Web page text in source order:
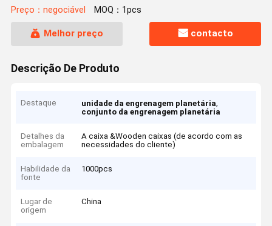
EX150LC-5 EX160LC-5 EX200LC-5 EX200-5 EX210H-5
Preço：negociável MOQ：1pcs
Melhor preço contacto
Descrição De Produto
Destaque unidade da engrenagem planetária,
conjunto da engrenagem planetária
Detalhes da
embalagem
A caixa &Wooden caixas (de acordo com as
necessidades do cliente)
Habilidade da
fonte
1000pcs
Lugar de
origem
China